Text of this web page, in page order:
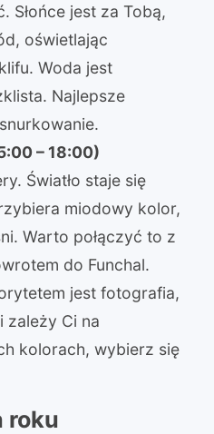
Słońce jest za Tobą,
oświetlając
Woda jest
Najlepsze
– 18:00)
Światło staje się
miodowy kolor,
Warto połączyć to z
do Funchal.
jest fotografia,
zależy Ci na
kolorach, wybierz się
roku